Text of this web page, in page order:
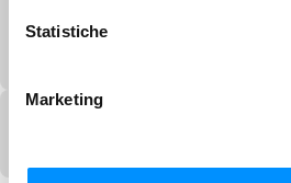
Statistiche
Marketing